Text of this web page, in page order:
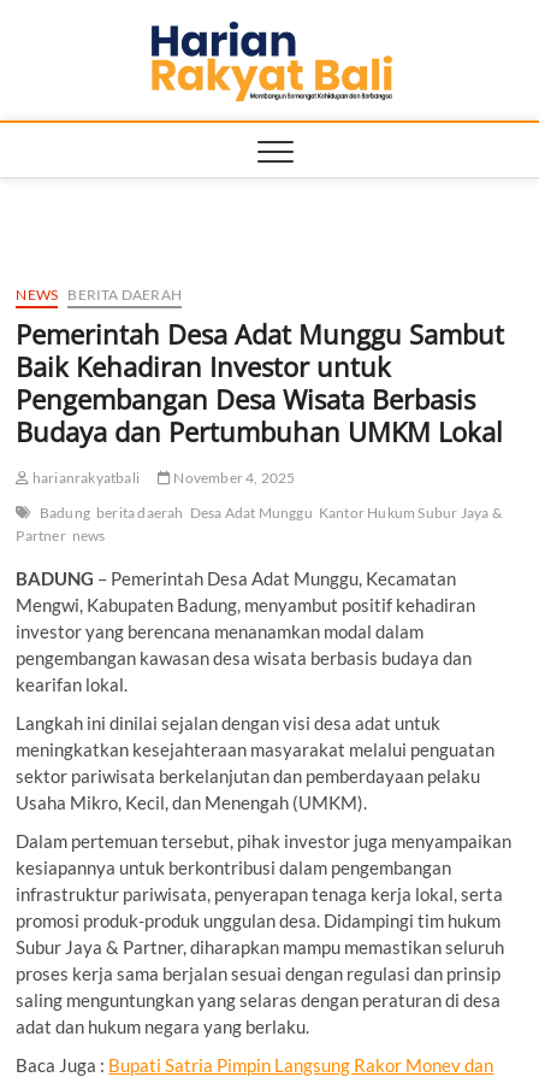
BERBANGSA
NEWS BERITA DAERAH
Pemerintah Desa Adat Munggu Sambut
Baik Kehadiran Investor untuk
Pengembangan Desa Wisata Berbasis
Budaya dan Pertumbuhan UMKM Lokal
harianrakyatbali
November 4, 2025
Badung berita daerah Desa Adat Munggu Kantor Hukum Subur Jaya &
Partner news
BADUNG – Pemerintah Desa Adat Munggu, Kecamatan
Mengwi, Kabupaten Badung, menyambut positif kehadiran
investor yang berencana menanamkan modal dalam
pengembangan kawasan desa wisata berbasis budaya dan
kearifan lokal.
Langkah ini dinilai sejalan dengan visi desa adat untuk
meningkatkan kesejahteraan masyarakat melalui penguatan
sektor pariwisata berkelanjutan dan pemberdayaan pelaku
Usaha Mikro, Kecil, dan Menengah (UMKM).
Dalam pertemuan tersebut, pihak investor juga menyampaikan
kesiapannya untuk berkontribusi dalam pengembangan
infrastruktur pariwisata, penyerapan tenaga kerja lokal, serta
promosi produk-produk unggulan desa. Didampingi tim hukum
Subur Jaya & Partner, diharapkan mampu memastikan seluruh
proses kerja sama berjalan sesuai dengan regulasi dan prinsip
saling menguntungkan yang selaras dengan peraturan di desa
adat dan hukum negara yang berlaku.
Baca Juga : Bupati Satria Pimpin Langsung Rakor Monev dan